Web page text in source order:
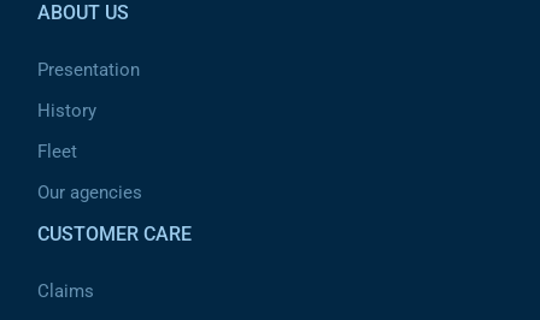
ABOUT US
Presentation
History
Fleet
Our agencies
CUSTOMER CARE
Claims